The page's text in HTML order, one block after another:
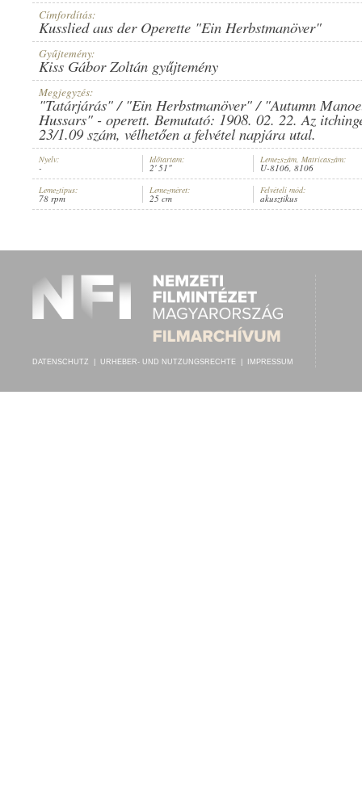
DACAPO ZENEKAR
PLATTENAUFNAHME: U-8106
Címfordítás:
Kusslied aus der Operette "Ein Herbstmanöver"
Gyűjtemény:
Kiss Gábor Zoltán gyűjtemény
Megjegyzés:
"Tatárjárás" / "Ein Herbstmanöver" / "Autumn
Hussars" - operett. Bemutató: 1908. 02. 22. Az
23/1.09 szám, vélhetően a felvétel napjára utal.
Nyelv:
-
Időtartam:
2' 51"
Lemezszám, Matricaszám:
U-8106, 8106
Lemeztípus:
78 rpm
Lemezméret:
25 cm
Felvételi mód:
akusztikus
DATENSCHUTZ URHEBER- UND NUTZUNGSRECHTE IMPRESSUM